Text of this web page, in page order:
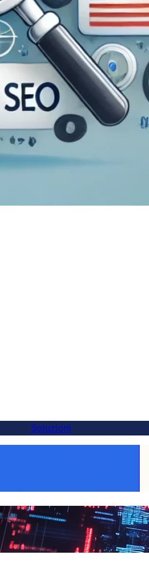
Soluzioni
Traduzione del sito web senza sforzo per i
clienti